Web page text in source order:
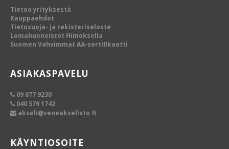
Tietoa yrityksestä
Kauppaehdot
Tietosuoja- ja rekisteriseloste
Lomahuoneistot Himoksella
Suomen Vahvimmat AA-sertifikaatti
ASIAKASPAVELU
09 877 9230
040 579 1742
akseli@veneakselisto.fi
KÄYNTIOSOITE